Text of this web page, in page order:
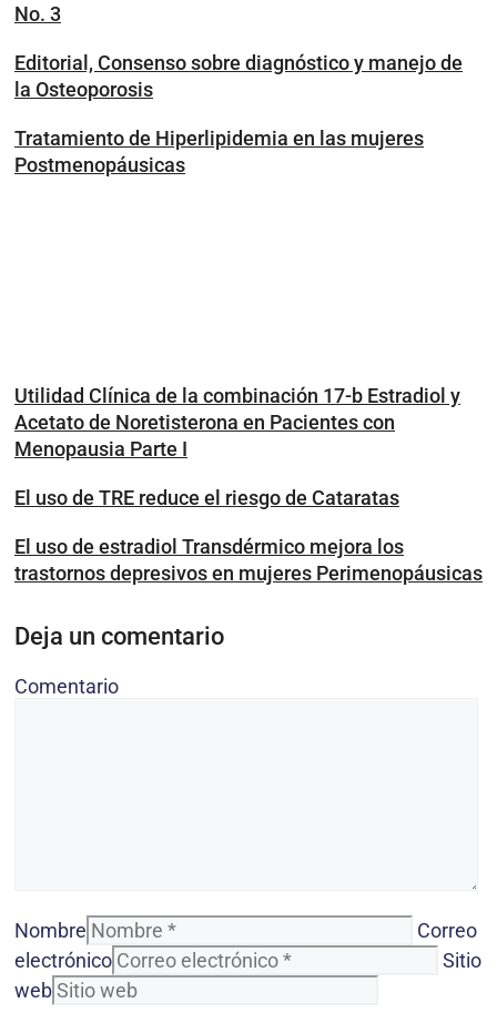
No. 3
Editorial, Consenso sobre diagnóstico y manejo de
la Osteoporosis
Tratamiento de Hiperlipidemia en las mujeres
Postmenopáusicas
Utilidad Clínica de la combinación 17-b Estradiol y
Acetato de Noretisterona en Pacientes con
Menopausia Parte I
El uso de TRE reduce el riesgo de Cataratas
El uso de estradiol Transdérmico mejora los
trastornos depresivos en mujeres Perimenopáusicas
Deja un comentario
Comentario
Nombre
Correo
electrónico
Sitio
web